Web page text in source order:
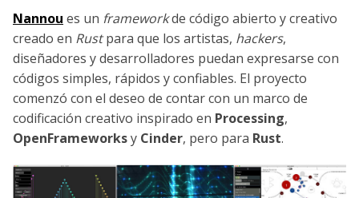
Entrar
Crear Cuenta
Nannou es un frameworkde código abierto y creativo
creado en Rustpara que los artistas, hackers,
diseñadores y desarrolladores puedan expresarse con
códigos simples, rápidos y confiables. El proyecto
comenzó con el deseo de contar con un marco de
codificación creativo inspirado en Processing,
OpenFrameworksy Cinder, pero para Rust.